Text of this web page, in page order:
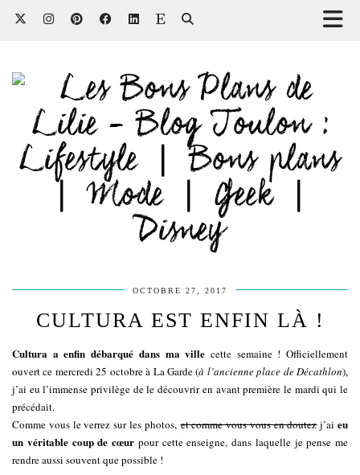
OCTOBRE 27, 2017
CULTURA EST ENFIN LÀ !
Cultura a enfin débarqué dans ma ville cette semaine ! Officiellement
ouvert ce mercredi 25 octobre à La Garde (à l’ancienne place de Décathlon),
j’ai eu l’immense privilège de le découvrir en avant première le mardi qui le
précédait.
Comme vous le verrez sur les photos,et comme vous vous en doutezj’aieu
un véritable coup de cœur pour cette enseigne, dans laquelle je pense me
rendre aussi souvent que possible !